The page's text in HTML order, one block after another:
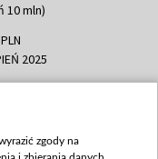
10 mln)
2025
350
zgody na